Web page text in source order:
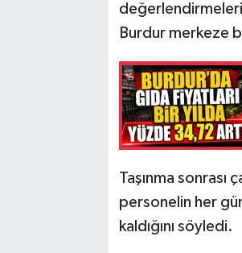
Burdur merkeze
Taşınma sonrası
personelin her
kaldığını söyledi.